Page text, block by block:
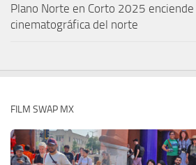
Plano Norte en Corto 2025 enciende
cinematográfica del norte
FILM SWAP MX